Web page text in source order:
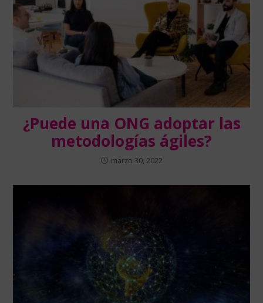
¿Puede una ONG adoptar las
metodologías ágiles?
marzo 30, 2022